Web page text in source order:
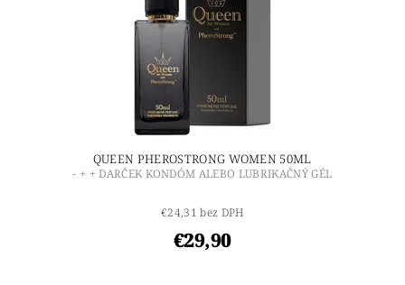
QUEEN PHEROSTRONG WOMEN 50ML
- + + DARČEK KONDÓM ALEBO LUBRIKAČNÝ GÉL
€24,31 bez DPH
€29,90